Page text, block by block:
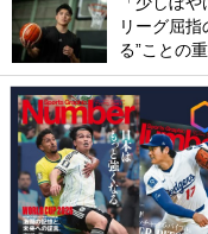
リーグ屈指
る”ことの